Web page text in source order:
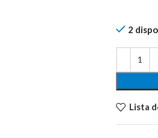
2
Lista